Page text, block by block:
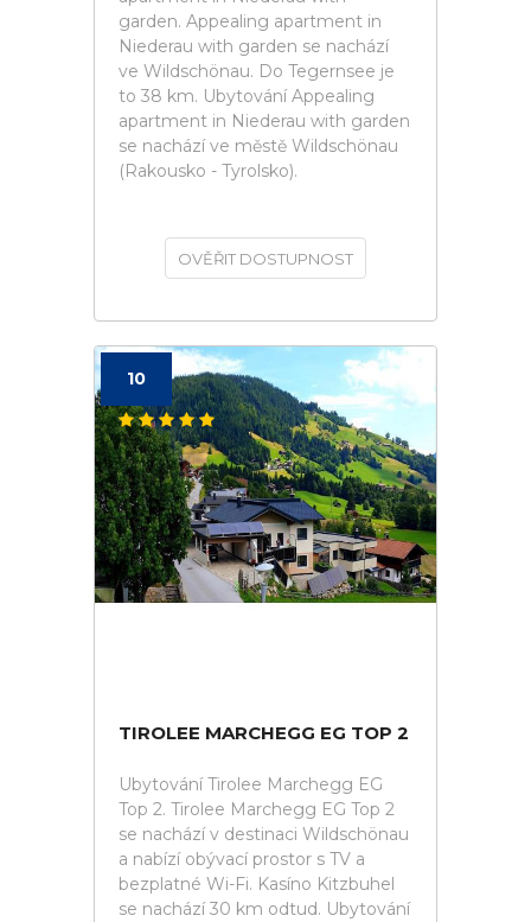
garden. Appealing apartment in
Niederau with garden se nachází
ve Wildschönau. Do Tegernsee je
to 38 km. Ubytování Appealing
apartment in Niederau with garden
se nachází ve městě Wildschönau
(Rakousko - Tyrolsko).
OVĚŘIT DOSTUPNOST
10
TIROLEE MARCHEGG EG TOP 2
Ubytování Tirolee Marchegg EG
Top 2. Tirolee Marchegg EG Top 2
se nachází v destinaci Wildschönau
a nabízí obývací prostor s TV a
bezplatné Wi-Fi. Kasíno Kitzbuhel
se nachází 30 km odtud. Ubytování